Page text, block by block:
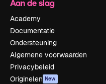
Aan de slag
Academy
Documentatie
Ondersteuning
Algemene voorwaarden
Privacybeleid
Originelen New